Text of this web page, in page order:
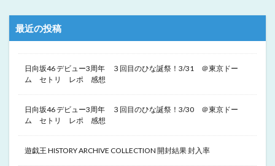
最近の投稿
日向坂46 デビュー3周年 ３回目のひな誕祭！3/31 ＠東京ドー
ム セトリ レポ 感想
日向坂46 デビュー3周年 ３回目のひな誕祭！3/30 ＠東京ドー
ム セトリ レポ 感想
遊戯王 HISTORY ARCHIVE COLLECTION 開封結果 封入率